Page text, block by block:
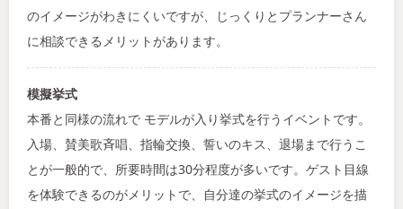
のイメージがわきにくいですが、じっくりとプランナーさん
に相談できるメリットがあります。
模擬挙式
本番と同様の流れで モデルが入り挙式を行うイベントです。
入場、賛美歌斉唱、指輪交換、誓いのキス、退場まで行うこ
とが一般的で、所要時間は30分程度が多いです。ゲスト目線
を体験できるのがメリットで、自分達の挙式のイメージを描